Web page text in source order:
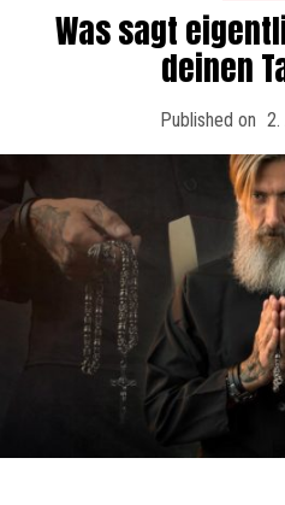
Was sagt
deinen
Published on 2.